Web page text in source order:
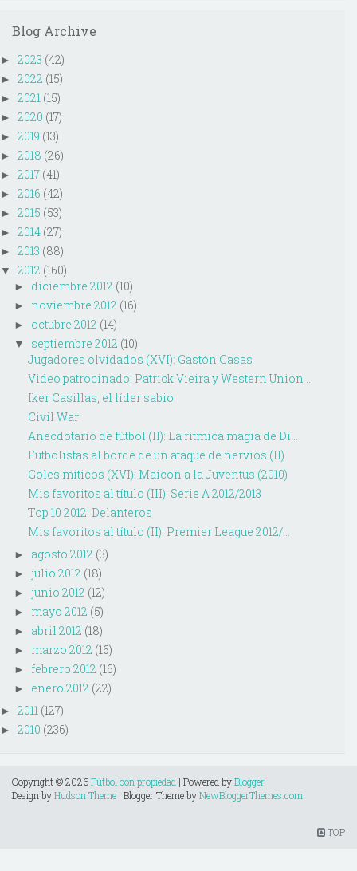
Blog Archive
► 2023 (42)
► 2022 (15)
► 2021 (15)
► 2020 (17)
► 2019 (13)
► 2018 (26)
► 2017 (41)
► 2016 (42)
► 2015 (53)
► 2014 (27)
► 2013 (88)
▼ 2012 (160)
► diciembre 2012 (10)
► noviembre 2012 (16)
► octubre 2012 (14)
▼ septiembre 2012 (10)
Jugadores olvidados (XVI): Gastón Casas
Video patrocinado: Patrick Vieira y Western Union ...
Iker Casillas, el líder sabio
Civil War
Anecdotario de fútbol (II): La rítmica magia de Di...
Futbolistas al borde de un ataque de nervios (II)
Goles míticos (XVI): Maicon a la Juventus (2010)
Mis favoritos al título (III): Serie A 2012/2013
Top 10 2012: Delanteros
Mis favoritos al título (II): Premier League 2012/...
► agosto 2012 (3)
► julio 2012 (18)
► junio 2012 (12)
► mayo 2012 (5)
► abril 2012 (18)
► marzo 2012 (16)
► febrero 2012 (16)
► enero 2012 (22)
► 2011 (127)
► 2010 (236)
Copyright ©2026Fútbol con propiedad | Powered byBlogger
Design byHudson Theme | Blogger Theme byNewBloggerThemes.com
TOP